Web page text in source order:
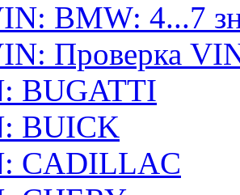
BMW: 4...7
Проверка
BUGATTI
BUICK
CADILLAC